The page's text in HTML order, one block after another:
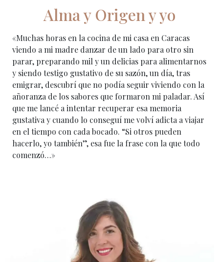
Alma y Origen y yo
«Muchas horas en la cocina de mi casa en Caracas
viendo a mi madre danzar de un lado para otro sin
parar, preparando mil y un delicias para alimentarnos
y siendo testigo gustativo de su sazón, un día, tras
emigrar, descubrí que no podía seguir viviendo con la
añoranza de los sabores que formaron mi paladar. Así
que me lancé a intentar recuperar esa memoria
gustativa y cuando lo conseguí me volví adicta a viajar
en el tiempo con cada bocado. “Si otros pueden
hacerlo, yo también”, esa fue la frase con la que todo
comenzó…»